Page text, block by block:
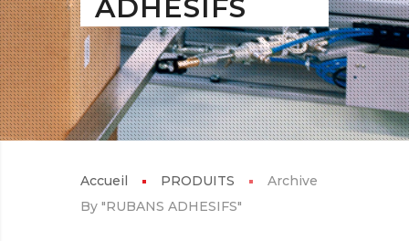
ADHESIFS
Accueil PRODUITS
Archive
By "RUBANS ADHESIFS"